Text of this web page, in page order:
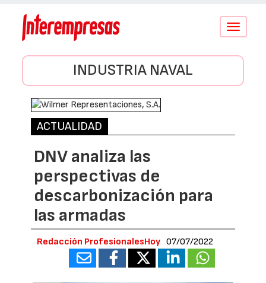
Conmutar
INDUSTRIA NAVAL
ACTUALIDAD
DNV analiza las
perspectivas de
descarbonización para
las armadas
Redacción ProfesionalesHoy 07/07/2022